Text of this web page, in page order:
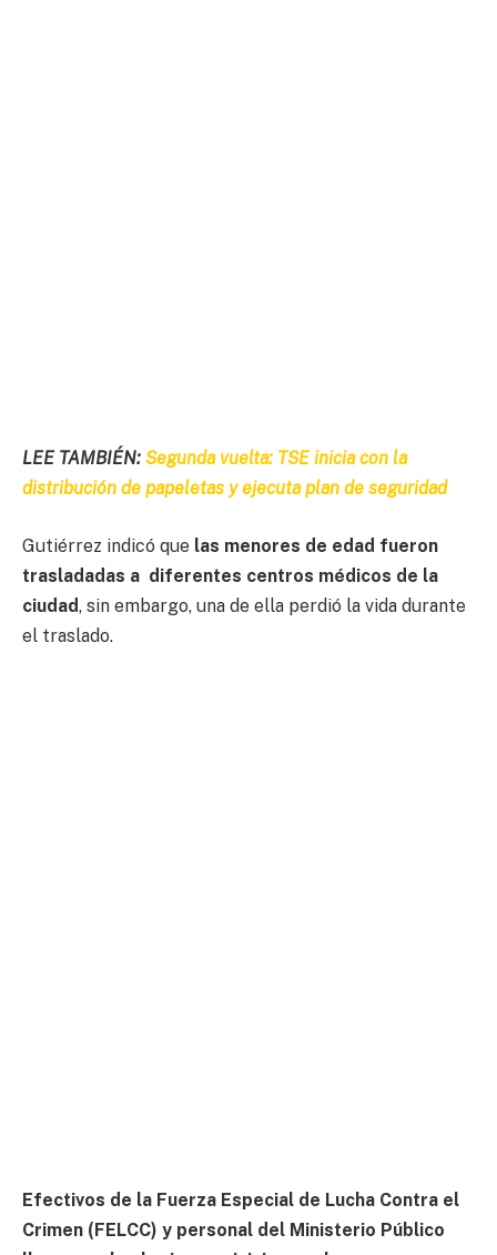
LEE TAMBIÉN: Segunda vuelta: TSE inicia con la
distribución de papeletas y ejecuta plan de seguridad
Gutiérrez indicó que las menores de edad fueron
trasladadas a diferentes centros médicos de la
ciudad, sin embargo, una de ella perdió la vida durante
el traslado.
Efectivos de la Fuerza Especial de Lucha Contra el
Crimen (FELCC) y personal del Ministerio Público